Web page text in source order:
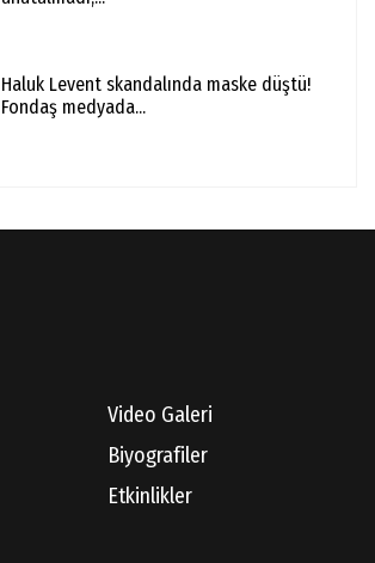
Haluk Levent skandalında maske düştü!
Fondaş medyada...
Video Galeri
Biyografiler
Etkinlikler